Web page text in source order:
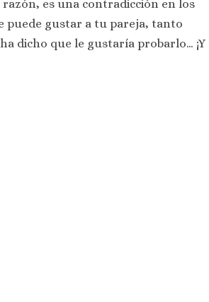
es una contradicción en los
puede gustar a tu pareja, tanto
dicho que le gustaría probarlo… ¡Y